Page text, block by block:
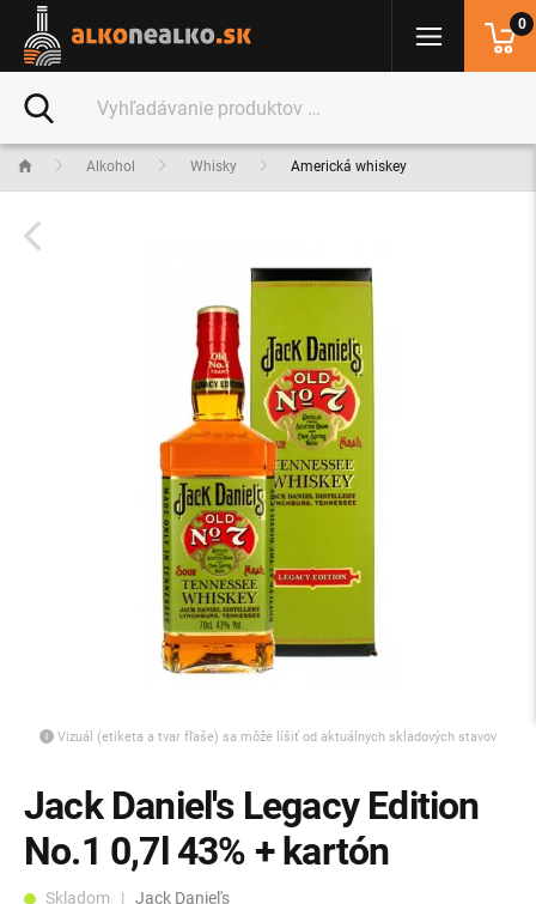
Alkohol Whisky Americká whiskey
Vizuál (etiketa a tvar fľaše) sa môže líšiť od aktuálnych skladových stavov
Jack Daniel's Legacy Edition
No.1 0,7l 43% + kartón
Skladom | Jack Daniel's
0